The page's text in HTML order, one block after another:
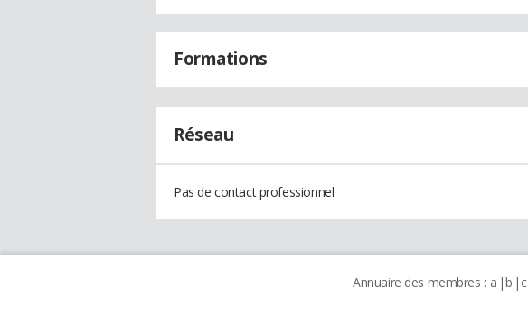
Formations
Réseau
Pas de contact professionnel
Annuaire des membres : a b c